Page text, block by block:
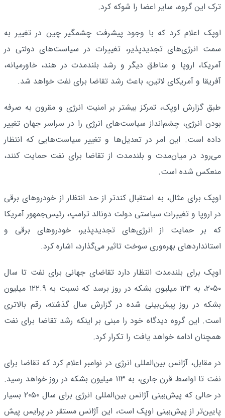
ترک این گروه، سایر اعضا را شوکه کرد.
اوپک اعلام کرد که با وجود پیشرفت چشمگیر چین در تغییر به
سمت انرژی‌های تجدیدپذیر، تغییرات در سیاست‌های دولتی در
آمریکا، اروپا و مناطق دیگر و رشد بلندمدت در هند، خاورمیانه،
آفریقا و آمریکای لاتین، باعث رشد تقاضا برای نفت خواهد شد.
طبق گزارش اوپک، تمرکز بیشتر بر امنیت انرژی و مقرون به صرفه
بودن انرژی، چشم‌انداز سیاست‌های انرژی را در سراسر جهان تغییر
داده است. این امر در تعدیل‌ها و تغییر سیاست‌هایی که انتظار
می‌رود در میان‌مدت و بلندمدت از تقاضا برای نفت حمایت کنند،
منعکس شده است.
اوپک برای مثال، به استقبال کندتر از حد انتظار از خودروهای برقی
در اروپا و تغییرات سیاستی دولت دونالد ترامپ، رئیس‌جمهور آمریکا
که بر حمایت از انرژی‌های تجدیدپذیر، خودروهای برقی و
استانداردهای بهره‌وری سوخت تاثیر می‌گذارد، اشاره کرد.
اوپک برای بلندمدت انتظار دارد تقاضای جهانی برای نفت تا سال
۲۰۵۰، به ۱۲۴ میلیون بشکه در روز برسد که نسبت به ۱۲۲.۹ میلیون
بشکه در روز پیش‌بینی شده در گزارش سال گذشته، رقم بالاتری
است. این گروه دیدگاه خود را مبنی بر اینکه رشد تقاضا برای نفت
همچنان ادامه خواهد یافت را تکرار کرد.
در مقابل، آژانس بین‌المللی انرژی در نوامبر اعلام کرد که تقاضا برای
نفت تا اواسط قرن جاری، به ۱۱۳ میلیون بشکه در روز خواهد رسید.
در حالی که پیش‌بینی آژانس بین‌المللی انرژی برای سال ۲۰۵۰ بسیار
پایین‌تر از پیش‌بینی اوپک است، این آژانس مستقر در پرایس پیش